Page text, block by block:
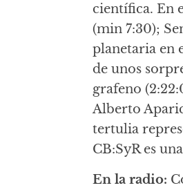
científica. En
(min 7:30);
planetaria en
de unos
grafeno
Alberto
tertulia
CB:SyR es
En la radio: